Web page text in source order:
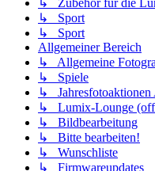
↳ Zubehör für die
↳ Sport
↳ Sport
Allgemeiner Bereich
↳ Allgemeine
↳ Spiele
↳ Jahresfotoaktionen
↳ Lumix-Lounge
↳ Bildbearbeitung
↳ Bitte bearbeiten!
↳ Wunschliste
↳ Firmwareupdates